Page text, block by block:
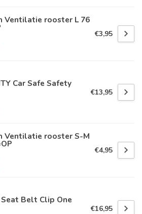
Ventilatie rooster L 76
€3,95
Car Safe Safety
€13,95
Ventilatie rooster S-M
€4,95
Belt Clip One
€16,95